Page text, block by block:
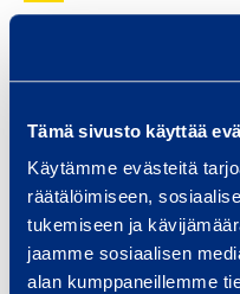
Tämä sivusto käyttää
Käytämme evästeitä
räätälöimiseen,
tukemiseen ja
jaamme sosiaalisen
alan kumppaneillemme
t
n
r
o
v
Pientalon
projekti, jossa
kalusto tekevät
stressittömän…